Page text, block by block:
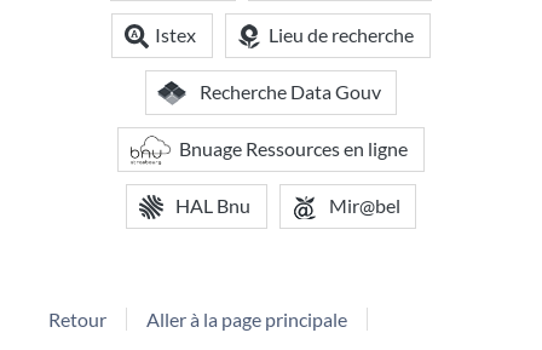
Istex Lieu de recherche
Recherche Data Gouv
Bnuage Ressources en ligne
HAL Bnu Mir@bel
Retour Aller à la page principale